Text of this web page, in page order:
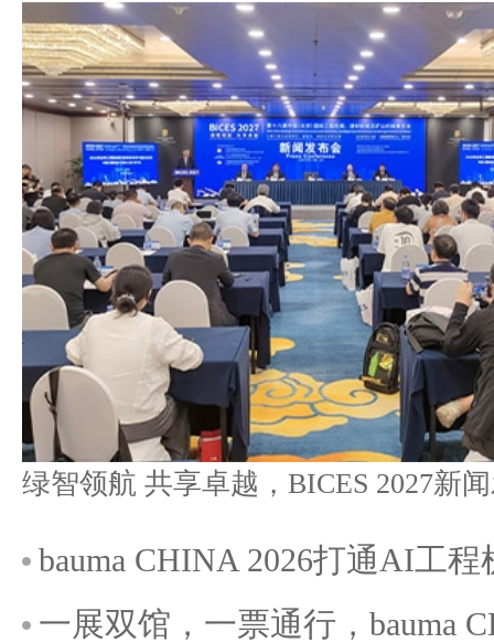
bauma CHINA 2026打通AI工
一展双馆，一票通行，bauma